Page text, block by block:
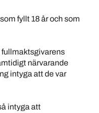
fyllt 18 år och som
fullmaktsgivarens
närvarande
intyga att de var
intyga att